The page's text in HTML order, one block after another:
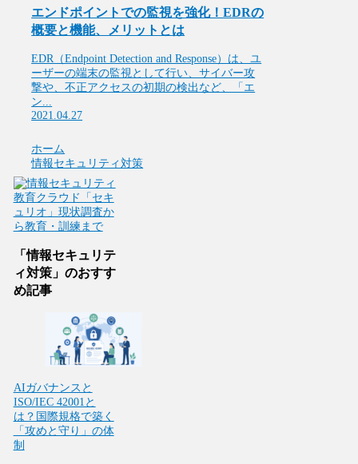
エンドポイントでの監視を強化！EDRの
概要と機能、メリットとは
EDR（Endpoint Detection and Response）は、ユ
ーザーの端末の監視として行い、サイバー攻
撃や、不正アクセスの初期の検出など、「エ
ン...
2021.04.27
ホーム
情報セキュリティ対策
「情報セキュリテ
ィ対策」のおすす
め記事
AIガバナンスと
ISO/IEC 42001と
は？国際規格で築く
「攻めと守り」の体
制